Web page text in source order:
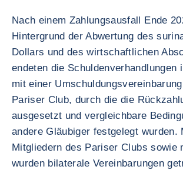
Nach einem Zahlungsausfall Ende
Hintergrund der Abwertung des
Dollars und des wirtschaftlichen
endeten die Schuldenverhandlungen
mit einer
Pariser Club, durch die die
ausgesetzt und vergleichbare
andere Gläubiger festgelegt wurden.
Mitgliedern des Pariser Clubs sowie
wurden bilaterale Vereinbarungen